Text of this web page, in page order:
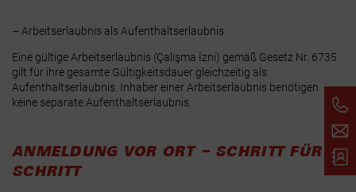
– Arbeitserlaubnis als Aufenthaltserlaubnis
Eine gültige Arbeitserlaubnis (Çalışma İzni) gemäß Gesetz Nr. 6735
gilt für ihre gesamte Gültigkeitsdauer gleichzeitig als
Aufenthaltserlaubnis. Inhaber einer Arbeitserlaubnis benötigen
keine separate Aufenthaltserlaubnis.
ANMELDUNG VOR ORT – SCHRITT FÜR
SCHRITT